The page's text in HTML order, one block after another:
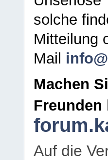
solche
Mitteilung
Mail
Machen
Freunden
Auf die